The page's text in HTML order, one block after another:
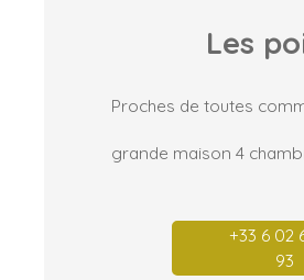
Les
Proches de toutes
grande maison 4
+33 6 02
93